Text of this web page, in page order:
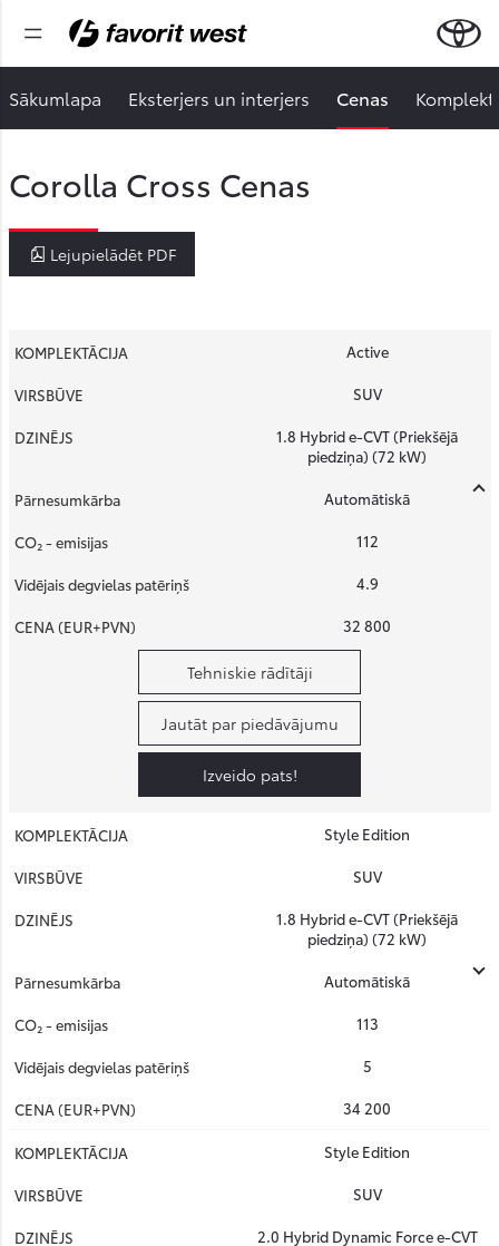
Sākumlapa Eksterjers un interjers Cenas
Corolla Cross Cenas
Lejupielādēt PDF
Active
SUV
1.8 Hybrid e-CVT (Priekšējā
piedziņa) (72 kW)
Automātiskā
112
4.9
32 800
Tehniskie rādītāji
Jautāt par piedāvājumu
Izveido pats!
Style Edition
SUV
1.8 Hybrid e-CVT (Priekšējā
piedziņa) (72 kW)
Automātiskā
113
5
34 200
Style Edition
SUV
2.0 Hybrid Dynamic Force e-CVT